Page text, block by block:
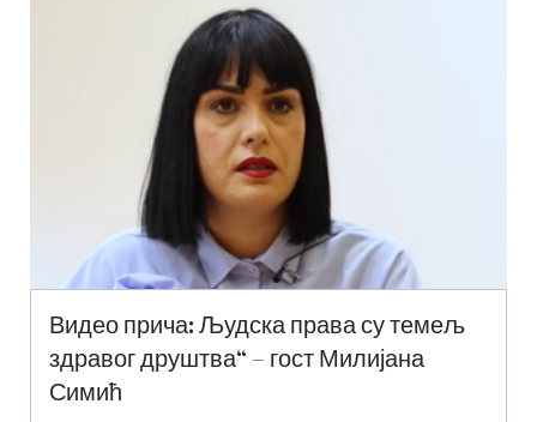
Видео прича: Људска права су темељ
здравог друштва“ – гост Милијана
Симић